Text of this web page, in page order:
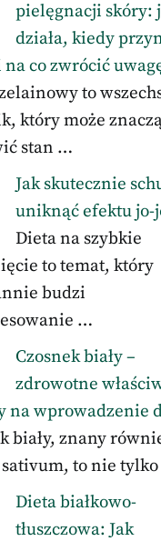
pielęgnacji skóry:
działa, kiedy
co zwrócić
to
który może
stan …
Jak skutecznie
uniknąć efektu jo-
Dieta na szybkie
to temat, który
budzi
…
Czosnek biały –
zdrowotne
na wprowadzenie
biały, znany
to nie
Dieta białkowo-
tłuszczowa: Jak